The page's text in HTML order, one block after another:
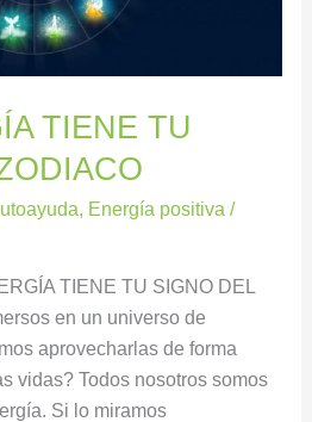
TIENE TU
, Energía positiva /
TIENE TU SIGNO DEL
en un universo de
aprovecharlas de forma
vidas? Todos nosotros somos
Si lo miramos